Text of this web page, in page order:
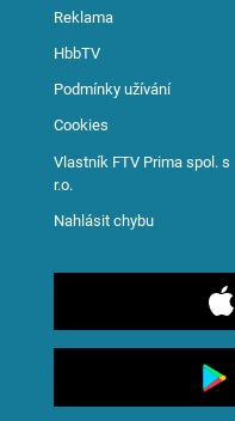
Reklama
HbbTV
Podmínky užívání
Cookies
Vlastník FTV Prima spol. s
r.o.
Nahlásit chybu